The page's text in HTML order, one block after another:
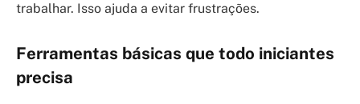
trabalhar. Isso ajuda a evitar frustrações.
Ferramentas básicas que todo iniciantes
precisa